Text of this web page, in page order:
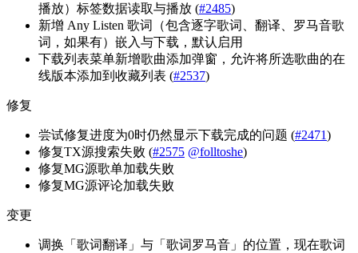
播放）标签数据读取与播放 (#2485)
新增 Any Listen 歌词（包含逐字歌词、翻译、罗马音歌
词，如果有）嵌入与下载，默认启用
下载列表菜单新增歌曲添加弹窗，允许将所选歌曲的在
线版本添加到收藏列表 (#2537)
修复
尝试修复进度为0时仍然显示下载完成的问题 (#2471)
修复TX源搜索失败 (#2575 @folltoshe)
修复MG源歌单加载失败
修复MG源评论加载失败
变更
调换「歌词翻译」与「歌词罗马音」的位置，现在歌词